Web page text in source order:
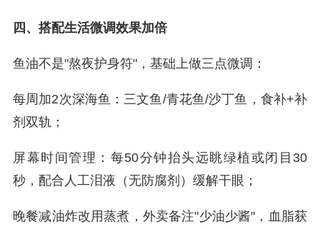
四、搭配生活微调效果加倍
鱼油不是"熬夜护身符"，基础上做三点微调：
每周加2次深海鱼：三文鱼/青花鱼/沙丁鱼，食补+补
剂双轨；
屏幕时间管理：每50分钟抬头远眺绿植或闭目30
秒，配合人工泪液（无防腐剂）缓解干眼；
晚餐减油炸改用蒸煮，外卖备注"少油少酱"，血脂获